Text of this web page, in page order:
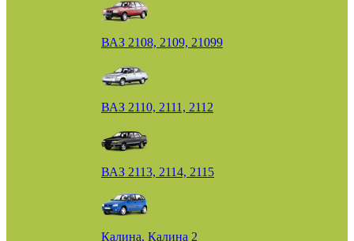
ВАЗ 2108, 2109, 21099
ВАЗ 2110, 2111, 2112
ВАЗ 2113, 2114, 2115
Калина, Калина 2